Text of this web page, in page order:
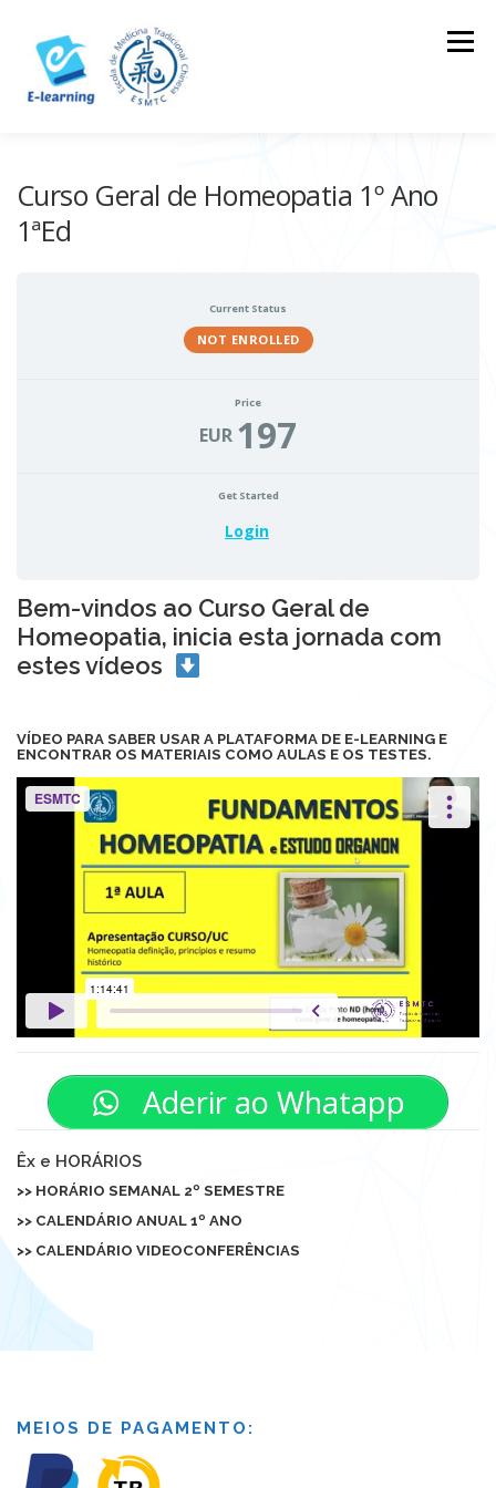
content
Menu
Curso Geral de Homeopatia 1º Ano
1ªEd
Current Status
NOT ENROLLED
Price
EUR 197
Get Started
Login
Bem-vindos ao Curso Geral de
Homeopatia, inicia esta jornada com
estes vídeos
VÍDEO PARA SABER USAR A PLATAFORMA DE E-LEARNING E
ENCONTRAR OS MATERIAIS COMO AULAS E OS TESTES.
Aderir ao Whatapp
Êx e HORÁRIOS
>> HORÁRIO SEMANAL 2º SEMESTRE
>> CALENDÁRIO ANUAL 1º ANO
>> CALENDÁRIO VIDEOCONFERÊNCIAS
MEIOS DE PAGAMENTO: